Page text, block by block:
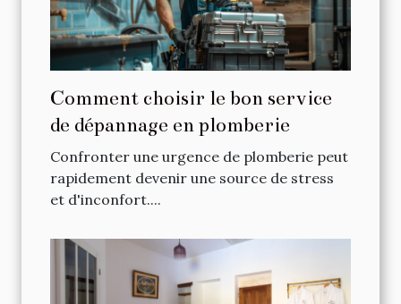
Comment choisir le bon service
de dépannage en plomberie
Confronter une urgence de plomberie peut
rapidement devenir une source de stress
et d'inconfort....